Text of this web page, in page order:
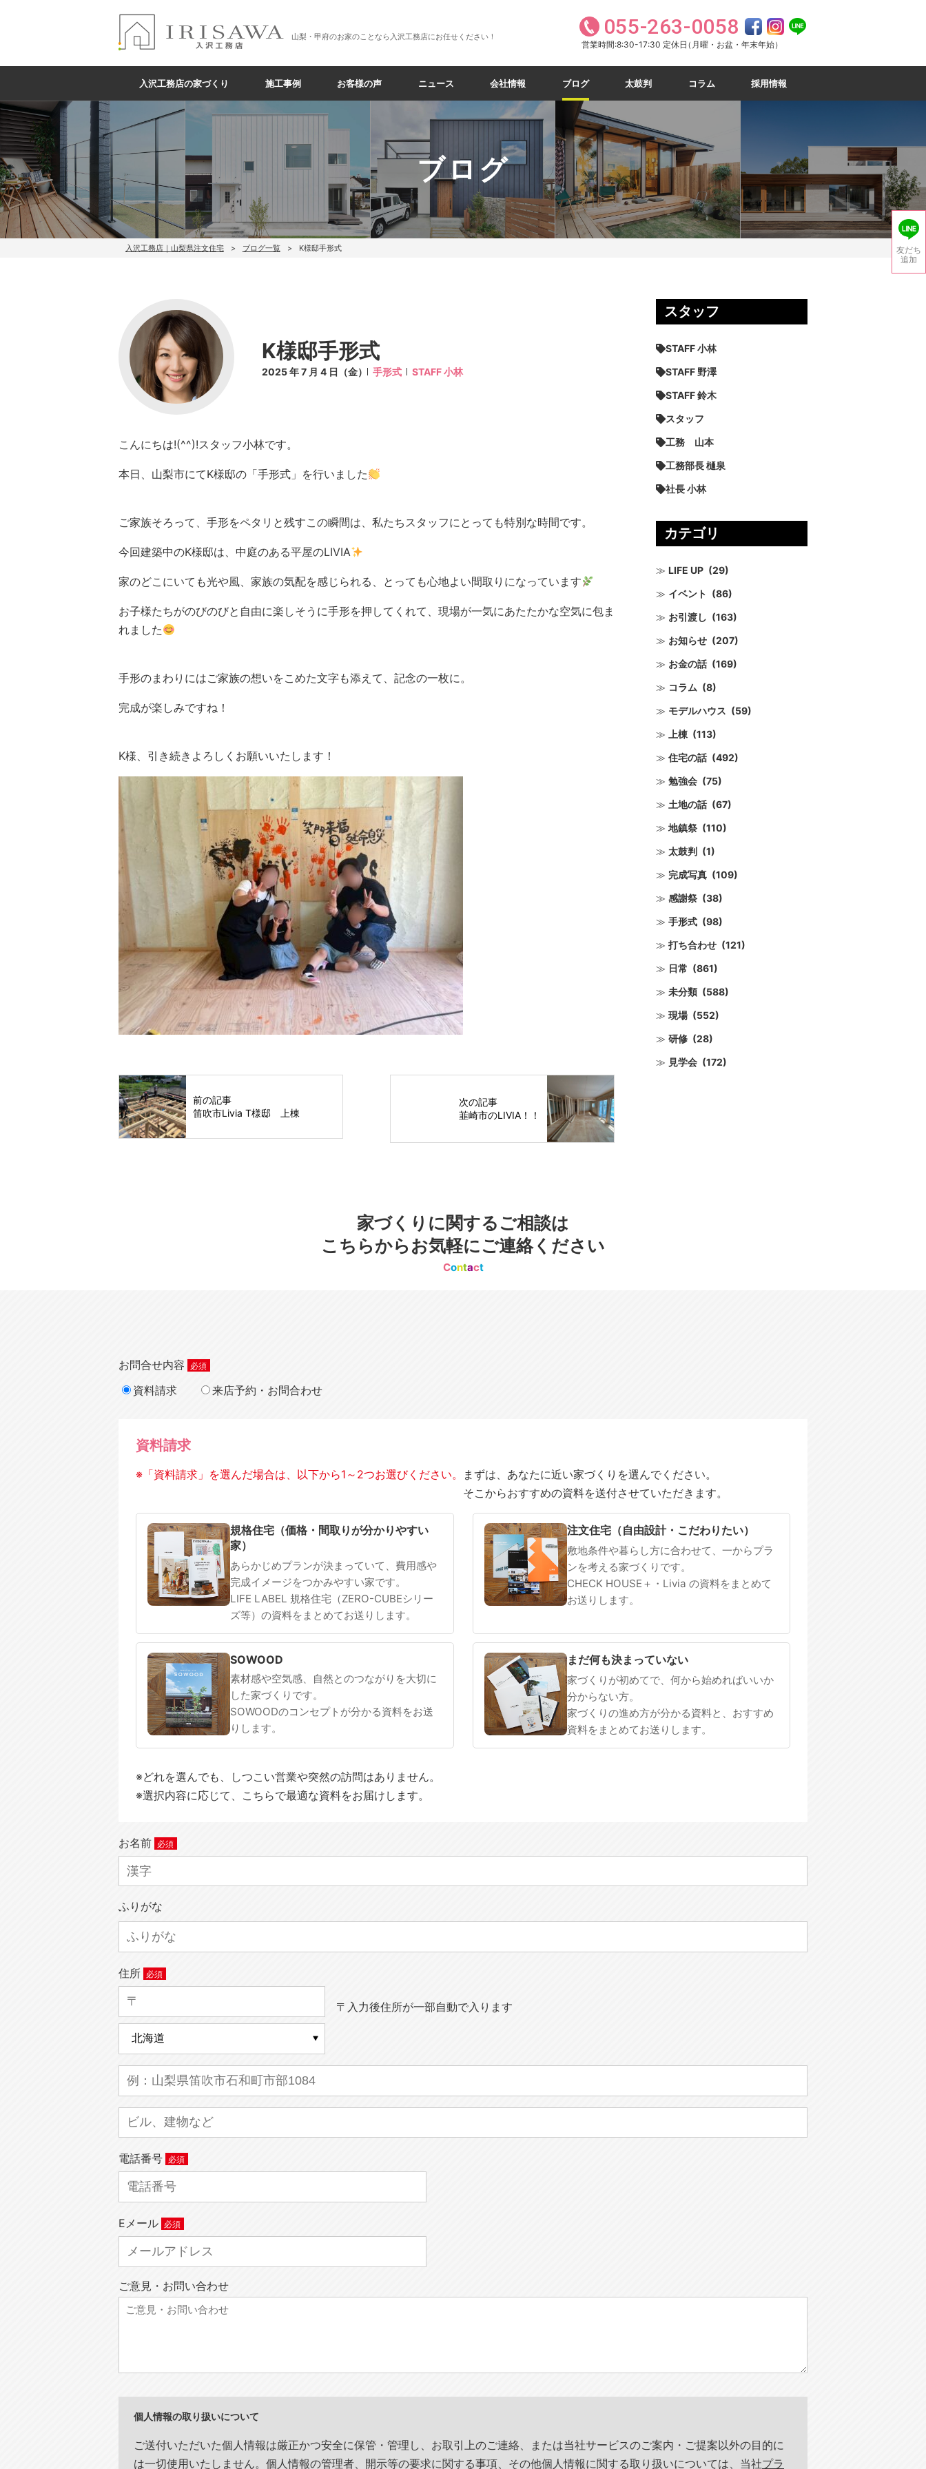
山梨・甲府のお家のことなら入沢工務店にお任せください！ 055-263-0058
営業時間:8:30-17:30 定休日（月曜・お盆・年末年始）
入沢工務店の家づくり 施工事例 お客様の声 ニュース 会社情報 ブログ 太鼓判 コラム 採用情報
ブログ
入沢工務店｜山梨県注文住宅 ブログ一覧 K様邸手形式
K様邸手形式
2025 年 7 月 4 日（金） 手形式 STAFF 小林
こんにちは!(^^)!スタッフ小林です。
本日、山梨市にてK様邸の「手形式」を行いました
ご家族そろって、手形をペタリと残すこの瞬間は、私たちスタッフにとっても特別な時間です。
今回建築中のK様邸は、中庭のある平屋のLIVIA
家のどこにいても光や風、家族の気配を感じられる、とっても心地よい間取りになっています
お子様たちがのびのびと自由に楽しそうに手形を押してくれて、現場が一気にあたたかな空気に包ま
れました
手形のまわりにはご家族の想いをこめた文字も添えて、記念の一枚に。
完成が楽しみですね！
K様、引き続きよろしくお願いいたします！
前の記事
笛吹市Livia T様邸 上棟
次の記事
韮崎市のLIVIA！！
スタッフ
STAFF 小林
STAFF 野澤
STAFF 鈴木
スタッフ
工務 山本
工務部長 樋泉
社長 小林
カテゴリ
LIFE UP (29)
イベント (86)
お引渡し (163)
お知らせ (207)
お金の話 (169)
コラム (8)
モデルハウス (59)
上棟 (113)
住宅の話 (492)
勉強会 (75)
土地の話 (67)
地鎮祭 (110)
太鼓判 (1)
完成写真 (109)
感謝祭 (38)
手形式 (98)
打ち合わせ (121)
日常 (861)
未分類 (588)
現場 (552)
研修 (28)
見学会 (172)
家づくりに関するご相談は
こちらからお気軽にご連絡ください
Contact
お問合せ内容
資料請求
来店予約・お問合わせ
資料請求
※「資料請求」を選んだ場合は、以下から1～2つお選びください。
まずは、あなたに近い家づくりを選んでください。
そこからおすすめの資料を送付させていただきます。
規格住宅
まだ何も決まっていない
規格住宅（価格・間取りが分かりやすい
家）
あらかじめプランが決まっていて、費用感や
完成イメージをつかみやすい家です。
LIFE LABEL 規格住宅（ZERO-CUBEシリー
ズ等）の資料をまとめてお送りします。
注文住宅（自由設計・こだわりたい）
敷地条件や暮らし方に合わせて、一からプラ
ンを考える家づくりです。
CHECK HOUSE＋・Livia の資料をまとめて
お送りします。
SOWOOD
素材感や空気感、自然とのつながりを大切に
した家づくりです。
SOWOODのコンセプトが分かる資料をお送
りします。
まだ何も決まっていない
家づくりが初めてで、何から始めればいいか
分からない方。
家づくりの進め方が分かる資料と、おすすめ
資料をまとめてお送りします。
※どれを選んでも、しつこい営業や突然の訪問はありません。
※選択内容に応じて、こちらで最適な資料をお届けします。
お名前
ふりがな
住所
〒入力後住所が一部自動で入ります
電話番号
Eメール
ご意見・お問い合わせ
個人情報の取り扱いについて
ご送付いただいた個人情報は厳正かつ安全に保管・管理し、お取引上のご連絡、または当社サービスのご案内・ご提案以外の目的に
は一切使用いたしません。個人情報の管理者、開示等の要求に関する事項、その他個人情報に関する取り扱いについては、当社プラ
友だち
追加